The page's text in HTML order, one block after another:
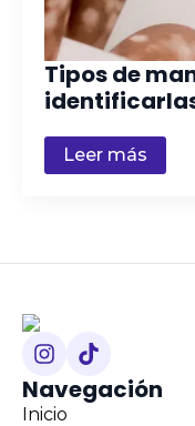
Tipos de
Leer más
Navegación
Inicio